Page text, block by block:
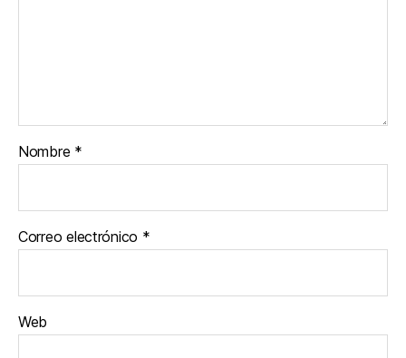
Nombre *
Correo electrónico *
Web